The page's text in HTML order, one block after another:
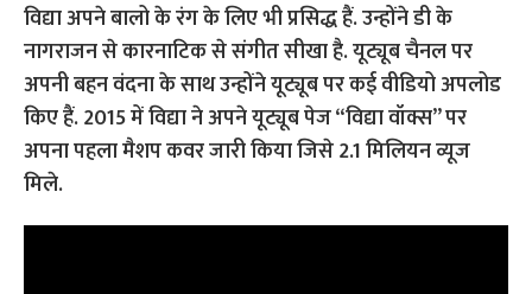
विद्या अपने बालो के रंग के लिए भी प्रसिद्ध हैं. उन्होंने डी के
नागराजन से कारनाटिक से संगीत सीखा है. यूट्यूब चैनल पर
अपनी बहन वंदना के साथ उन्होंने यूट्यूब पर कई वीडियो अपलोड
किए हैं. 2015 में विद्या ने अपने यूट्यूब पेज “विद्या वॉक्स” पर
अपना पहला मैशप कवर जारी किया जिसे 2.1 मिलियन व्यूज
मिले.